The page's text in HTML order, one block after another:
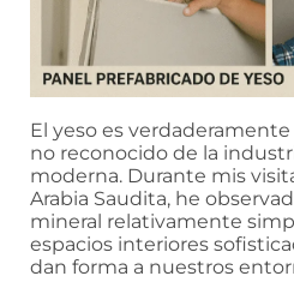
El yeso es
no reconocido de la
moderna. Durante mis
Arabia Saudita, he
mineral relativamente
espacios interiores
dan forma a nuestros